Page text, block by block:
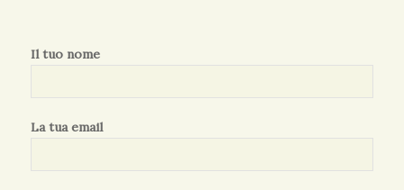
Il tuo nome
La tua email